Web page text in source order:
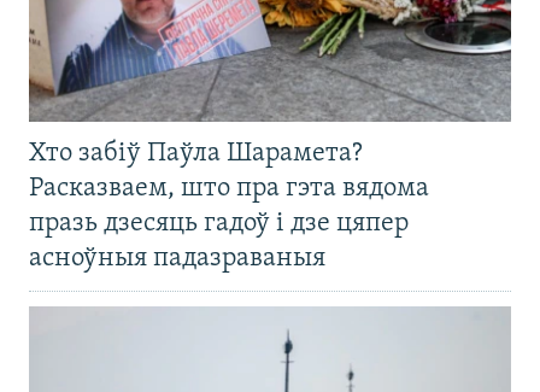
Хто забіў Паўла Шарамета?
Расказваем, што пра гэта вядома
празь дзесяць гадоў і дзе цяпер
асноўныя падазраваныя